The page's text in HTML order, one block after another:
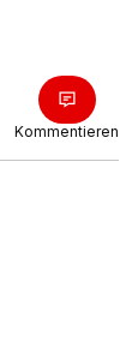
Kommentieren